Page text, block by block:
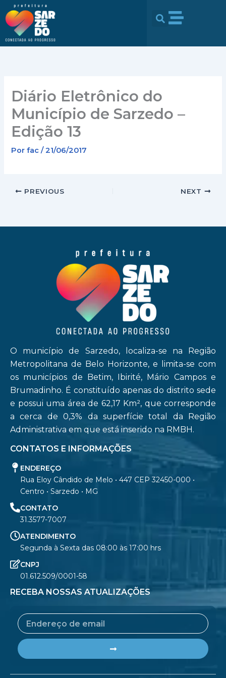
conteúdo
para
conteúdo
Diário Eletrônico do
Município de Sarzedo –
Edição 13
Porfac/21/06/2017
PREVIOUS NEXT
O município de Sarzedo, localiza-se na Região
Metropolitana de Belo Horizonte, e limita-se com
os municípios de Betim, Ibirité, Mário Campos e
Brumadinho. É constituído apenas do distrito sede
e possui uma área de 62,17 Km², que corresponde
a cerca de 0,3% da superfície total da Região
Administrativa em que está inserido na RMBH.
CONTATOS E INFORMAÇÕES
ENDEREÇO
Rua Eloy Cândido de Melo • 447 CEP 32450-000 •
Centro • Sarzedo • MG
CONTATO
31.3577-7007
ATENDIMENTO
Segunda à Sexta das 08:00 às 17:00 hrs
CNPJ
01.612.509/0001-58
RECEBA NOSSAS ATUALIZAÇÕES
Email